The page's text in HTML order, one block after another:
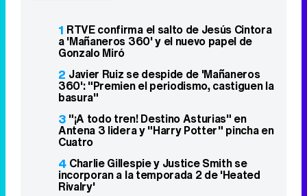
1 RTVE confirma el salto de Jesús Cintora
a 'Mañaneros 360' y el nuevo papel de
Gonzalo Miró
2 Javier Ruiz se despide de 'Mañaneros
360': "Premien el periodismo, castiguen la
basura"
3 "¡A todo tren! Destino Asturias" en
Antena 3 lidera y "Harry Potter" pincha en
Cuatro
4 Charlie Gillespie y Justice Smith se
incorporan a la temporada 2 de 'Heated
Rivalry'